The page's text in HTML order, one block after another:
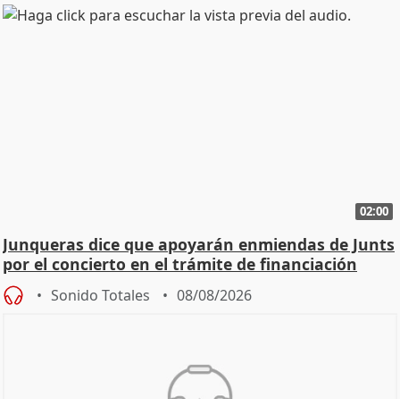
02:00
Junqueras dice que apoyarán enmiendas de Junts
por el concierto en el trámite de financiación
Sonido Totales 08/08/2026